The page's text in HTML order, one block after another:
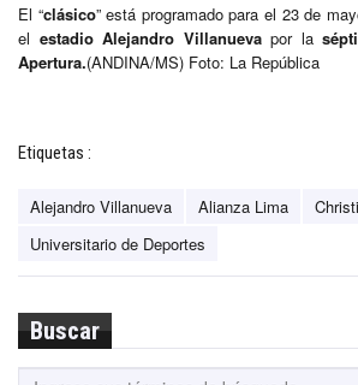
El “clásico” está programado para el 23 de
el estadio Alejandro Villanuevapor la
Apertura.(ANDINA/MS) Foto: La República
Etiquetas :
Alejandro Villanueva Alianza Lima
Universitario de Deportes
Buscar